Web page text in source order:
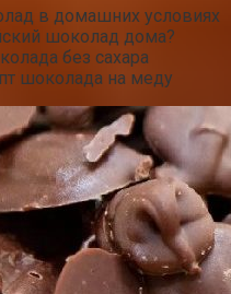
в домашних условиях
шоколад дома?
без сахара
шоколада на меду